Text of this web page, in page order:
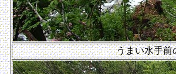
うまい水手前